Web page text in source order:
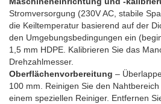
Stromversorgung (230V AC, stabile
die Keiltemperatur basierend auf der
den Umgebungsbedingungen ein
1,5 mm HDPE. Kalibrieren Sie das
Drehzahlmesser.
Oberflächenvorbereitung –
100 mm. Reinigen Sie den
einem speziellen Reiniger. Entfernen